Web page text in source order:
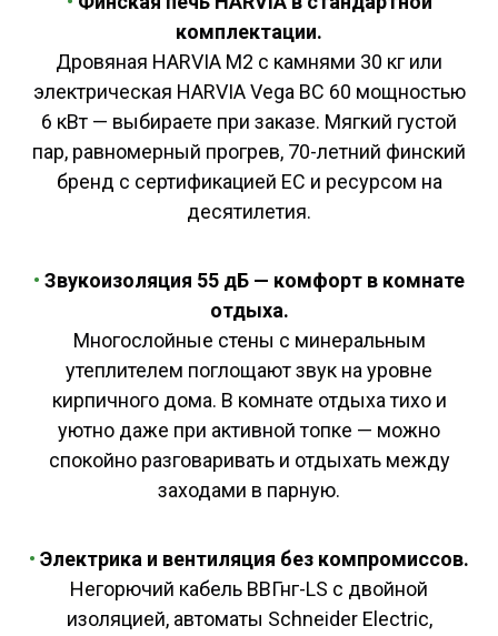
комплектации.
Дровяная HARVIA M2 с камнями 30 кг или
электрическая HARVIA Vega BC 60 мощностью
6 кВт — выбираете при заказе. Мягкий густой
пар, равномерный прогрев, 70-летний финский
бренд с сертификацией ЕС и ресурсом на
десятилетия.
• Звукоизоляция 55 дБ — комфорт в комнате
отдыха.
Многослойные стены с минеральным
утеплителем поглощают звук на уровне
кирпичного дома. В комнате отдыха тихо и
уютно даже при активной топке — можно
спокойно разговаривать и отдыхать между
заходами в парную.
• Электрика и вентиляция без компромиссов.
Негорючий кабель ВВГнг-LS с двойной
изоляцией, автоматы Schneider Electric,